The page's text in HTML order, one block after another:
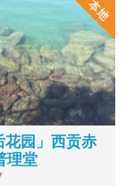
花园」西贡赤
理堂